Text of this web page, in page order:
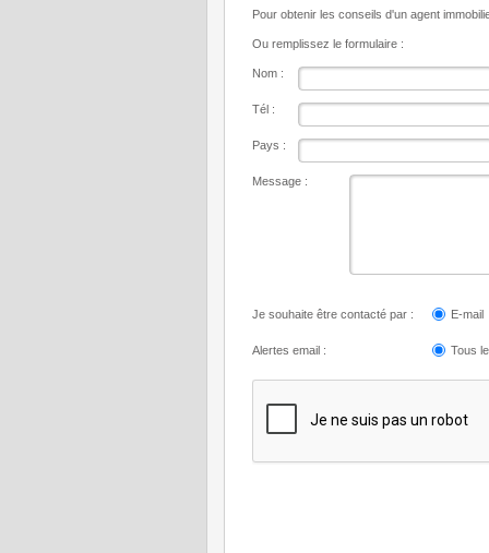
Pour obtenir les conseils d'un agent
Ou remplissez le formulaire :
Nom :
Tél :
Pays :
Message :
Je souhaite être contacté par : E-mail
Alertes email : Tous